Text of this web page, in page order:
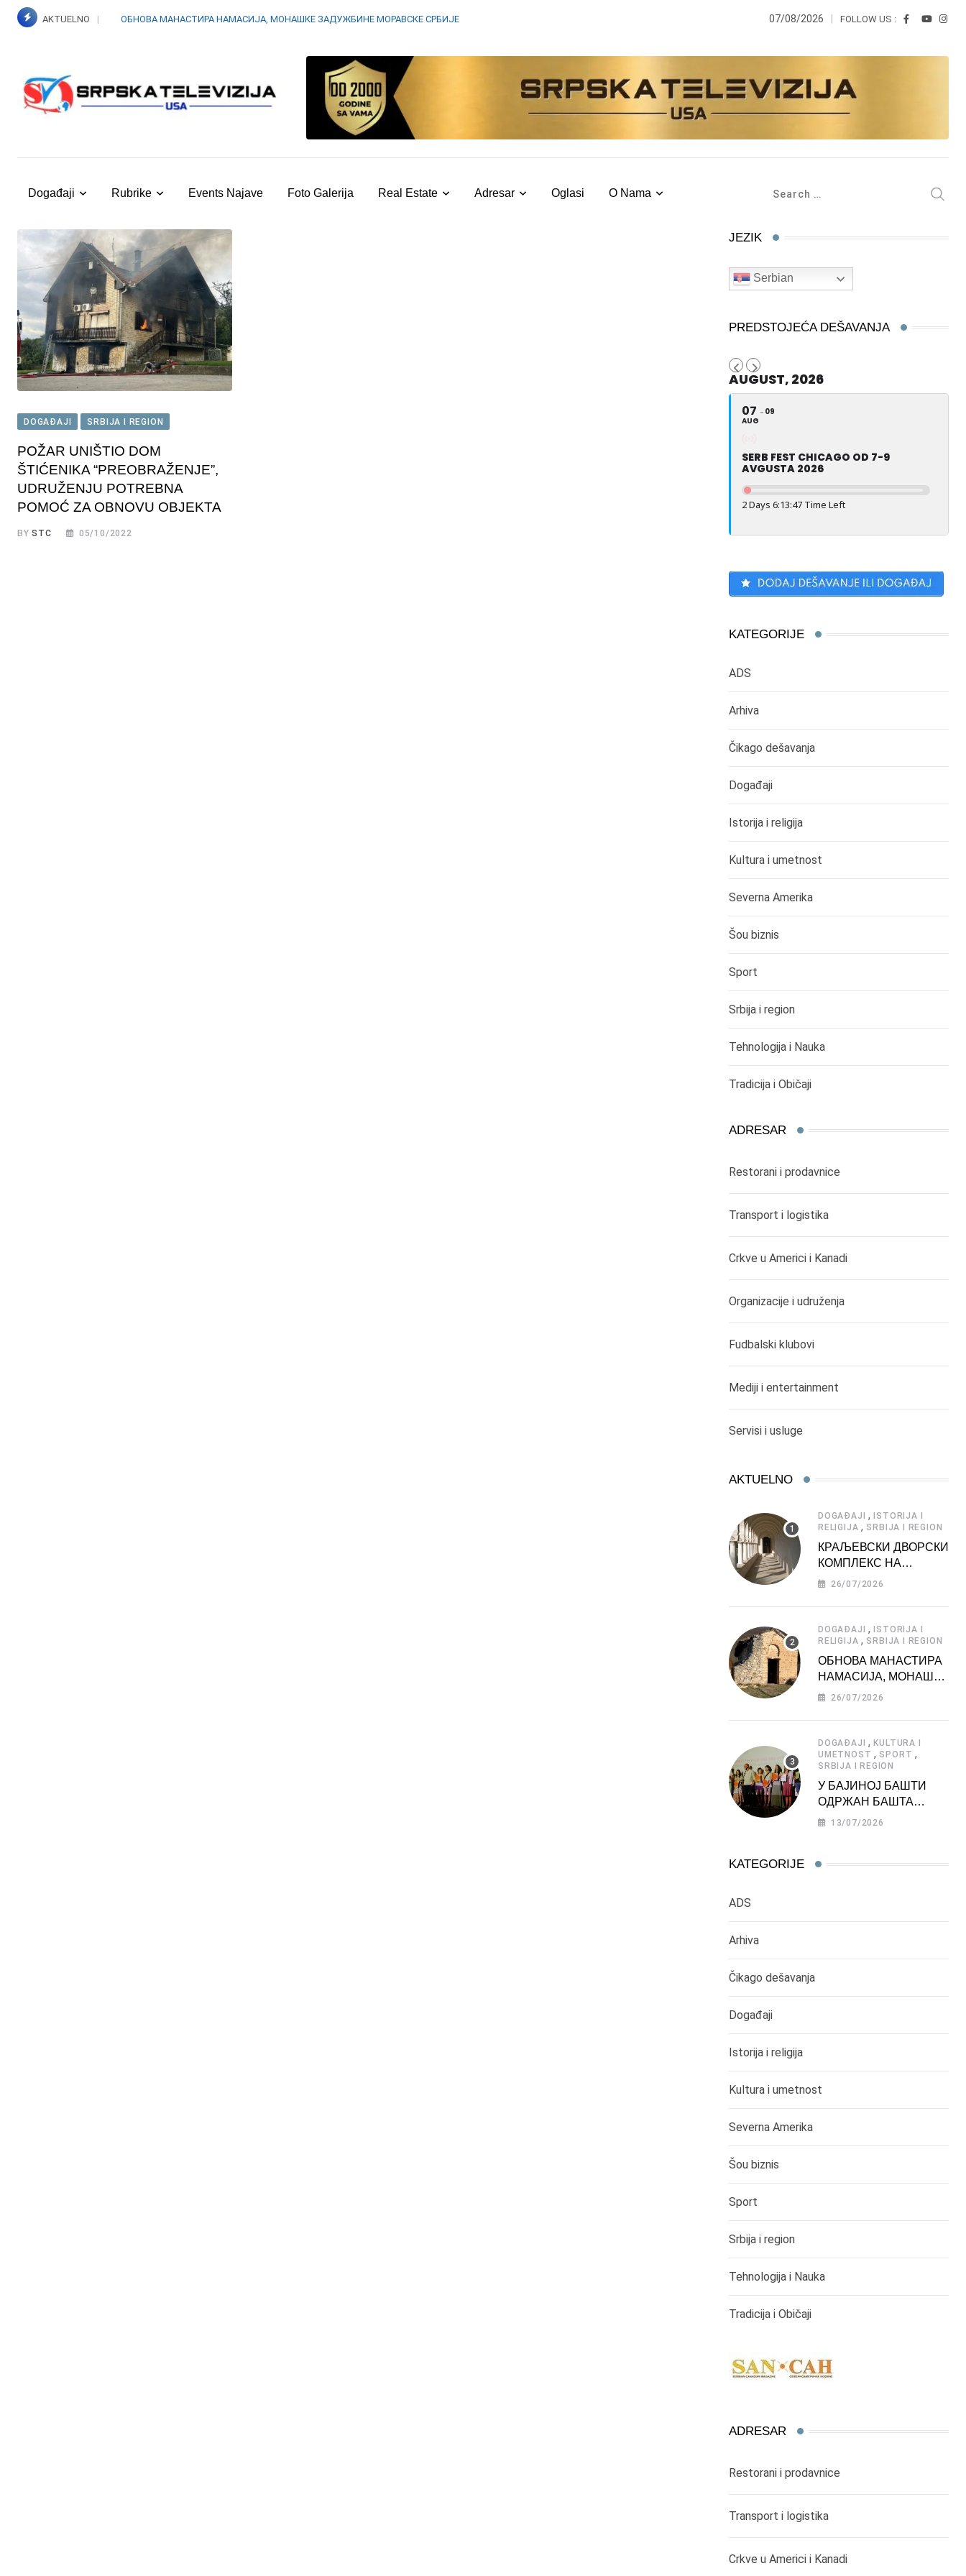
Skip
AKTUELNO ОБНОВА МАНАСТИРА НАМАСИЈА, МОНАШКЕ ЗАДУЖБИНЕ МОРАВСКЕ СРБИЈЕ 07/08/2026 FOLLOW US :
Događaji Rubrike Events Najave Foto Galerija Real Estate Adresar Oglasi O Nama
DOGAĐAJI SRBIJA I REGION
POŽAR UNIŠTIO DOM
ŠTIĆENIKA “PREOBRAŽENJE”,
UDRUŽENJU POTREBNA
POMOĆ ZA OBNOVU OBJEKTA
BYSTC 05/10/2022
JEZIK
Serbian
PREDSTOJEĆA DEŠAVANJA
AUGUST, 2026
07
AUG
09
SERB FEST CHICAGO OD 7-9
AVGUSTA 2026
2 Days 6:13:47 Time Left
KATEGORIJE
ADS
Arhiva
Čikago dešavanja
Događaji
Istorija i religija
Kultura i umetnost
Severna Amerika
Šou biznis
Sport
Srbija i region
Tehnologija i Nauka
Tradicija i Običaji
ADRESAR
Restorani i prodavnice
Transport i logistika
Crkve u Americi i Kanadi
Organizacije i udruženja
Fudbalski klubovi
Mediji i entertainment
Servisi i usluge
AKTUELNO
DOGAĐAJI , ISTORIJA I
RELIGIJA , SRBIJA I REGION
КРАЉЕВСКИ ДВОРСКИ
КОМПЛЕКС НА
ДЕДИЊУ –
АТРАКЦИЈА
26/07/2026
DOGAĐAJI , ISTORIJA I
RELIGIJA , SRBIJA I REGION
ОБНОВА МАНАСТИРА
НАМАСИЈА, МОНАШКЕ
ЗАДУЖБИНЕ
26/07/2026
DOGAĐAJI ,KULTURA I
UMETNOST , SPORT ,
SRBIJA I REGION
У БАЈИНОЈ БАШТИ
ОДРЖАН БАШТА
ФЕСТ 2026
13/07/2026
KATEGORIJE
ADS
Arhiva
Čikago dešavanja
Događaji
Istorija i religija
Kultura i umetnost
Severna Amerika
Šou biznis
Sport
Srbija i region
Tehnologija i Nauka
Tradicija i Običaji
ADRESAR
Restorani i prodavnice
Transport i logistika
Crkve u Americi i Kanadi